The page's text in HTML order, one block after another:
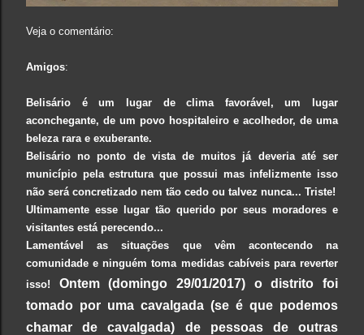
Veja o comentário:
Amigos:
Belisário é um lugar de clima favorável, um lugar
aconchegante, de um povo hospitaleiro e acolhedor, de uma
beleza rara e exuberante.
Belisário no ponto de vista de muitos já deveria até ser
município pela estrutura que possui mas infelizmente isso
não será concretizado nem tão cedo ou talvez nunca... Triste!
Ultimamente esse lugar tão querido por seus moradores e
visitantes está perecendo...
Lamentável as situações que vêm acontecendo na
comunidade e ninguém toma medidas cabíveis para reverter
isso! Ontem (domingo 29/01/2017) o distrito foi
tomado por uma cavalgada (se é que podemos
chamar de cavalgada) de pessoas de outras